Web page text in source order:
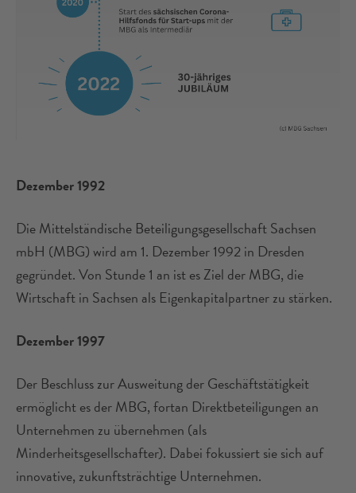
Dezember 1992
Die Mittelständische Beteiligungsgesellschaft Sachsen
mbH (MBG) wird am 1. Dezember 1992 in Dresden
gegründet. Von Stunde 1 an ist es Ziel der MBG, die
Wirtschaft in Sachsen als Eigenkapitalpartner zu stärken.
Dezember 1997
Der Beschluss zur Ausweitung der Geschäftstätigkeit
ermöglicht es der MBG, fortan Direktbeteiligungen an
Unternehmen zu übernehmen (als
Minderheitsgesellschafter). Dabei fokussiert sie sich auf
innovative, zukunftsträchtige Unternehmen.